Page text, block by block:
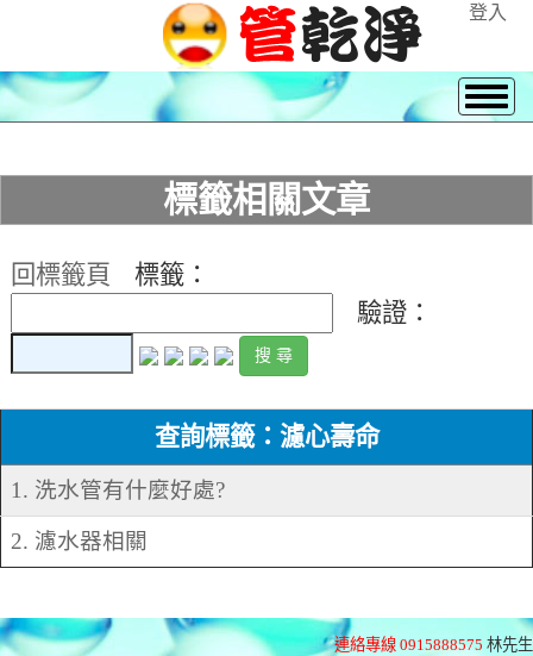
登入
標籤相關文章
回標籤頁
標籤：
驗證：
查詢標籤：濾心壽命
1. 洗水管有什麼好處?
2. 濾水器相關
連絡專線 0915888575 林先生